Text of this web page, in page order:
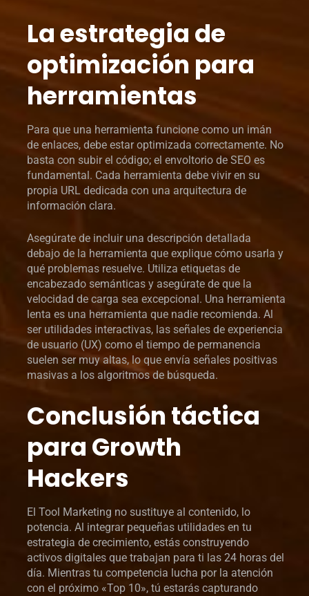
La estrategia de
optimización para
herramientas
Para que una herramienta funcione como un imán
de enlaces, debe estar optimizada correctamente. No
basta con subir el código; el envoltorio de SEO es
fundamental. Cada herramienta debe vivir en su
propia URL dedicada con una arquitectura de
información clara.
Asegúrate de incluir una descripción detallada
debajo de la herramienta que explique cómo usarla y
qué problemas resuelve. Utiliza etiquetas de
encabezado semánticas y asegúrate de que la
velocidad de carga sea excepcional. Una herramienta
lenta es una herramienta que nadie recomienda. Al
ser utilidades interactivas, las señales de experiencia
de usuario (UX) como el tiempo de permanencia
suelen ser muy altas, lo que envía señales positivas
masivas a los algoritmos de búsqueda.
Conclusión táctica
para Growth
Hackers
El Tool Marketing no sustituye al contenido, lo
potencia. Al integrar pequeñas utilidades en tu
estrategia de crecimiento, estás construyendo
activos digitales que trabajan para ti las 24 horas del
día. Mientras tu competencia lucha por la atención
con el próximo «Top 10», tú estarás capturando